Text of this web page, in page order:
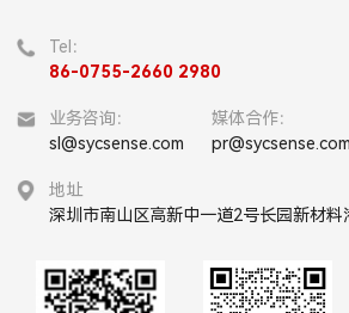
Tel：
86-0755-2660 2980
业务咨询：
sl@sycsense.com
媒体合作：
pr@sycsense.com
地址
深圳市南山区高新中一道2号长园新材料